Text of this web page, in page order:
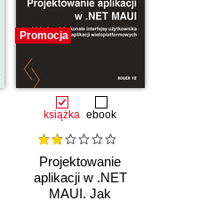
Promocja
książka ebook
Projektowanie
aplikacji w .NET
MAUI. Jak